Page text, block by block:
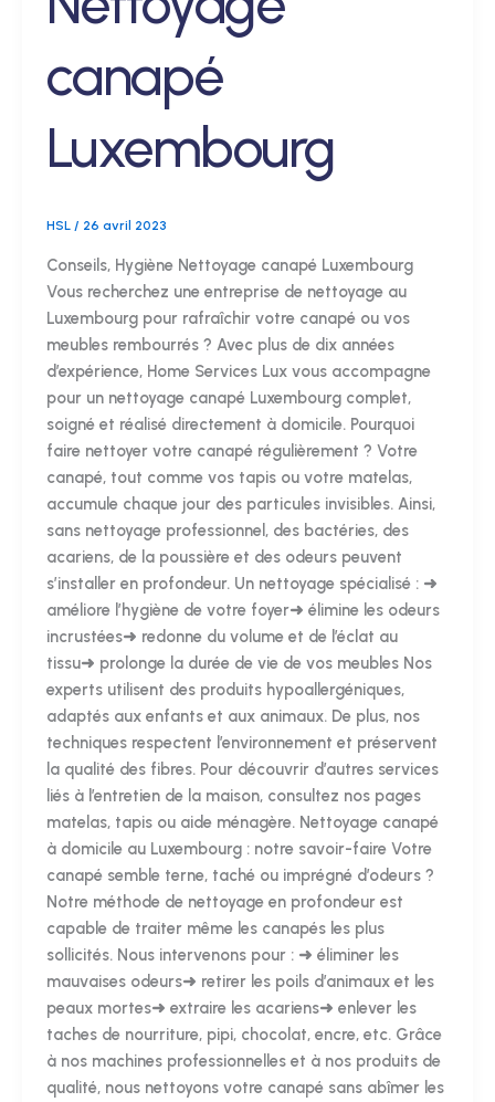
canapé
Luxembourg
HSL / 26 avril 2023
Conseils, Hygiène Nettoyage canapé Luxembourg
Vous recherchez une entreprise de nettoyage au
Luxembourg pour rafraîchir votre canapé ou vos
meubles rembourrés ? Avec plus de dix années
d’expérience, Home Services Lux vous accompagne
pour un nettoyage canapé Luxembourg complet,
soigné et réalisé directement à domicile. Pourquoi
faire nettoyer votre canapé régulièrement ? Votre
canapé, tout comme vos tapis ou votre matelas,
accumule chaque jour des particules invisibles. Ainsi,
sans nettoyage professionnel, des bactéries, des
acariens, de la poussière et des odeurs peuvent
s’installer en profondeur. Un nettoyage spécialisé : ➜
améliore l’hygiène de votre foyer➜ élimine les odeurs
incrustées➜ redonne du volume et de l’éclat au
tissu➜ prolonge la durée de vie de vos meubles Nos
experts utilisent des produits hypoallergéniques,
adaptés aux enfants et aux animaux. De plus, nos
techniques respectent l’environnement et préservent
la qualité des fibres. Pour découvrir d’autres services
liés à l’entretien de la maison, consultez nos pages
matelas, tapis ou aide ménagère. Nettoyage canapé
à domicile au Luxembourg : notre savoir-faire Votre
canapé semble terne, taché ou imprégné d’odeurs ?
Notre méthode de nettoyage en profondeur est
capable de traiter même les canapés les plus
sollicités. Nous intervenons pour : ➜ éliminer les
mauvaises odeurs➜ retirer les poils d’animaux et les
peaux mortes➜ extraire les acariens➜ enlever les
taches de nourriture, pipi, chocolat, encre, etc. Grâce
à nos machines professionnelles et à nos produits de
qualité, nous nettoyons votre canapé sans abîmer les